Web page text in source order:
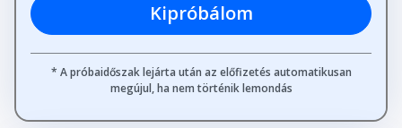
Kipróbálom
* A próbaidőszak lejárta után az előfizetés automatikusan
megújul, ha nem történik lemondás